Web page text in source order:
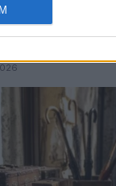
al declino